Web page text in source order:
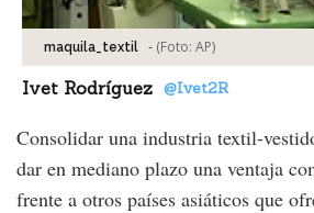
maquila_textil - (Foto: AP)
Ivet Rodríguez @Ivet2R
Consolidar una industria textil-
dar en mediano plazo una ventaja
frente a otros países asiáticos que